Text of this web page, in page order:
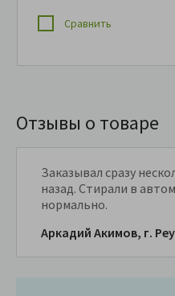
Сравнить
Отзывы о товаре
Заказывал сразу
назад. Стирали в
нормально.
Аркадий Акимов, г.